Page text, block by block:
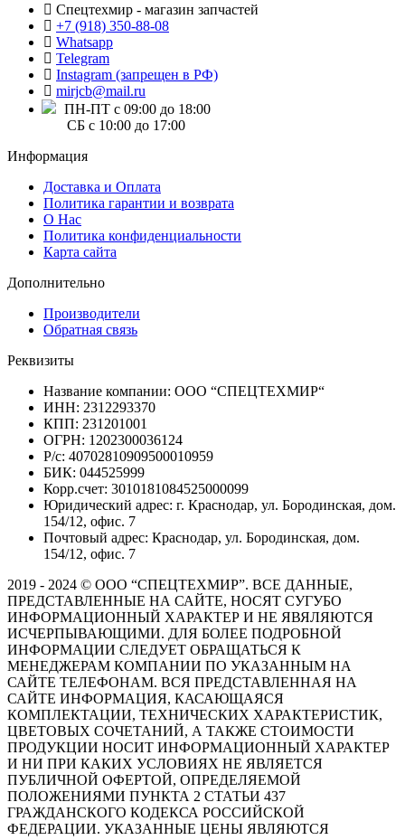
Спецтехмир - магазин запчастей
+7 (918) 350-88-08
Whatsapp
Telegram
Instagram (запрещен в РФ)
mirjcb@mail.ru
ПН-ПТ с 09:00 до 18:00
СБ с 10:00 до 17:00
Информация
Доставка и Оплата
Политика гарантии и возврата
О Нас
Политика конфиденциальности
Карта сайта
Дополнительно
Производители
Обратная связь
Реквизиты
Название компании: ООО “СПЕЦТЕХМИР“
ИНН: 2312293370
КПП: 231201001
ОГРН: 1202300036124
Р/с: 40702810909500010959
БИК: 044525999
Корр.счет: 3010181084525000099
Юридический адрес: г. Краснодар, ул. Бородинская, дом.
154/12, офис. 7
Почтовый адрес: Краснодар, ул. Бородинская, дом.
154/12, офис. 7
2019 - 2024 © ООО “СПЕЦТЕХМИР”. ВСЕ ДАННЫЕ,
ПРЕДСТАВЛЕННЫЕ НА САЙТЕ, НОСЯТ СУГУБО
ИНФОРМАЦИОННЫЙ ХАРАКТЕР И НЕ ЯВЯЛЯЮТСЯ
ИСЧЕРПЫВАЮЩИМИ. ДЛЯ БОЛЕЕ ПОДРОБНОЙ
ИНФОРМАЦИИ СЛЕДУЕТ ОБРАЩАТЬСЯ К
МЕНЕДЖЕРАМ КОМПАНИИ ПО УКАЗАННЫМ НА
САЙТЕ ТЕЛЕФОНАМ. ВСЯ ПРЕДСТАВЛЕННАЯ НА
САЙТЕ ИНФОРМАЦИЯ, КАСАЮЩАЯСЯ
КОМПЛЕКТАЦИИ, ТЕХНИЧЕСКИХ ХАРАКТЕРИСТИК,
ЦВЕТОВЫХ СОЧЕТАНИЙ, А ТАКЖЕ СТОИМОСТИ
ПРОДУКЦИИ НОСИТ ИНФОРМАЦИОННЫЙ ХАРАКТЕР
И НИ ПРИ КАКИХ УСЛОВИЯХ НЕ ЯВЛЯЕТСЯ
ПУБЛИЧНОЙ ОФЕРТОЙ, ОПРЕДЕЛЯЕМОЙ
ПОЛОЖЕНИЯМИ ПУНКТА 2 СТАТЬИ 437
ГРАЖДАНСКОГО КОДЕКСА РОССИЙСКОЙ
ФЕДЕРАЦИИ. УКАЗАННЫЕ ЦЕНЫ ЯВЛЯЮТСЯ